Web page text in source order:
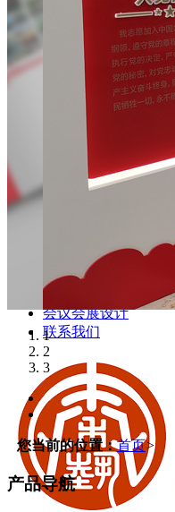
公司简介
资质证书
合作客户
广告策划
视觉设计
工程图、蓝图
案例中心
公司动态
会议会展设计
联系我们
1
2
3
您当前的位置：首页>
产品导航